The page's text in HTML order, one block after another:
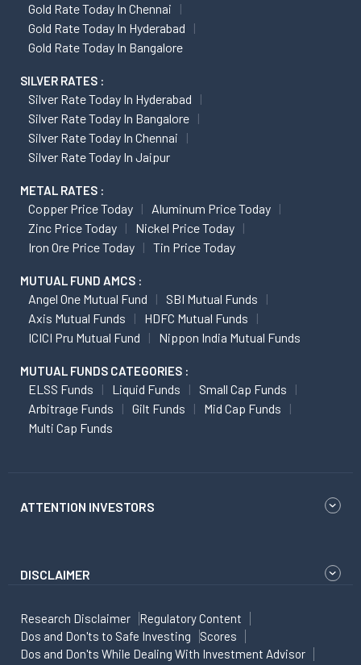
Gold Rate Today In Chennai
Gold Rate Today In Hyderabad
Gold Rate Today In Bangalore
SILVER RATES :
Silver Rate Today In Hyderabad
Silver Rate Today In Bangalore
Silver Rate Today In Chennai
Silver Rate Today In Jaipur
METAL RATES :
Copper Price Today
Aluminum Price Today
Zinc Price Today
Nickel Price Today
Iron Ore Price Today
Tin Price Today
MUTUAL FUND AMCS :
Angel One Mutual Fund
SBI Mutual Funds
Axis Mutual Funds
HDFC Mutual Funds
ICICI Pru Mutual Fund
Nippon India Mutual Funds
MUTUAL FUNDS CATEGORIES :
ELSS Funds Liquid Funds
Small Cap Funds
Arbitrage Funds
Gilt Funds
Mid Cap Funds
Multi Cap Funds
ATTENTION INVESTORS
DISCLAIMER
Research Disclaimer
Regulatory Content
Dos and Don'ts to Safe Investing
Scores
Dos and Don'ts While Dealing With Investment Advisor